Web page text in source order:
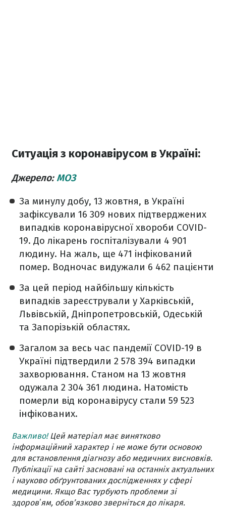
Ситуація з коронавірусом в Україні:
Джерело: МОЗ
За минулу добу, 13 жовтня, в Україні
зафіксували 16 309 нових підтверджених
випадків коронавірусної хвороби COVID-
19. До лікарень госпіталізували 4 901
людину. На жаль, ще 471 інфікований
помер. Водночас видужали 6 462 пацієнти
За цей період найбільшу кількість
випадків зареєстрували у Харківській,
Львівській, Дніпропетровській, Одеській
та Запорізькій областях.
Загалом за весь час пандемії COVID-19 в
Україні підтвердили 2 578 394 випадки
захворювання. Станом на 13 жовтня
одужала 2 304 361 людина. Натомість
померли від коронавірусу стали 59 523
інфікованих.
Важливо!Цей матеріал має винятково
інформаційний характер і не може бути основою
для встановлення діагнозу або медичних висновків.
Публікації на сайті засновані на останніх актуальних
і науково обґрунтованих дослідженнях у сфері
медицини. Якщо Вас турбують проблеми зі
здоровʼям, обов’язково зверніться до лікаря.